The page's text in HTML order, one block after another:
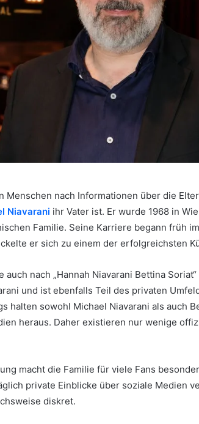
Menschen nach Informationen über die
Niavarani ihr Vater ist. Er wurde 1968 in
Familie. Seine Karriere begann früh
er sich zu einem der erfolgreichsten
nach „Hannah Niavarani Bettina
und ist ebenfalls Teil des privaten
halten sowohl Michael Niavarani als auch
heraus. Daher existieren nur wenige
macht die Familie für viele Fans
private Einblicke über soziale Medien
diskret.